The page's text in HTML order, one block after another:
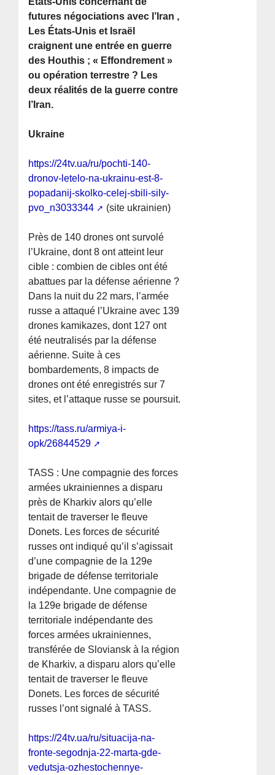
futures négociations avec l’Iran ,
Les États-Unis et Israël
craignent une entrée en guerre
des Houthis ; « Effondrement »
ou opération terrestre ? Les
deux réalités de la guerre contre
l’Iran.
Ukraine
https://24tv.ua/ru/pochti-140-
dronov-letelo-na-ukrainu-est-8-
popadanij-skolko-celej-sbili-sily-
pvo_n3033344
(site ukrainien)
Près de 140 drones ont survolé
l’Ukraine, dont 8 ont atteint leur
cible : combien de cibles ont été
abattues par la défense aérienne ?
Dans la nuit du 22 mars, l’armée
russe a attaqué l’Ukraine avec 139
drones kamikazes, dont 127 ont
été neutralisés par la défense
aérienne. Suite à ces
bombardements, 8 impacts de
drones ont été enregistrés sur 7
sites, et l’attaque russe se poursuit.
https://tass.ru/armiya-i-
opk/26844529
TASS : Une compagnie des forces
armées ukrainiennes a disparu
près de Kharkiv alors qu’elle
tentait de traverser le fleuve
Donets. Les forces de sécurité
russes ont indiqué qu’il s’agissait
d’une compagnie de la 129e
brigade de défense territoriale
indépendante. Une compagnie de
la 129e brigade de défense
territoriale indépendante des
forces armées ukrainiennes,
transférée de Sloviansk à la région
de Kharkiv, a disparu alors qu’elle
tentait de traverser le fleuve
Donets. Les forces de sécurité
russes l’ont signalé à TASS.
https://24tv.ua/ru/situacija-na-
fronte-segodnja-22-marta-gde-
vedutsja-ozhestochennye-